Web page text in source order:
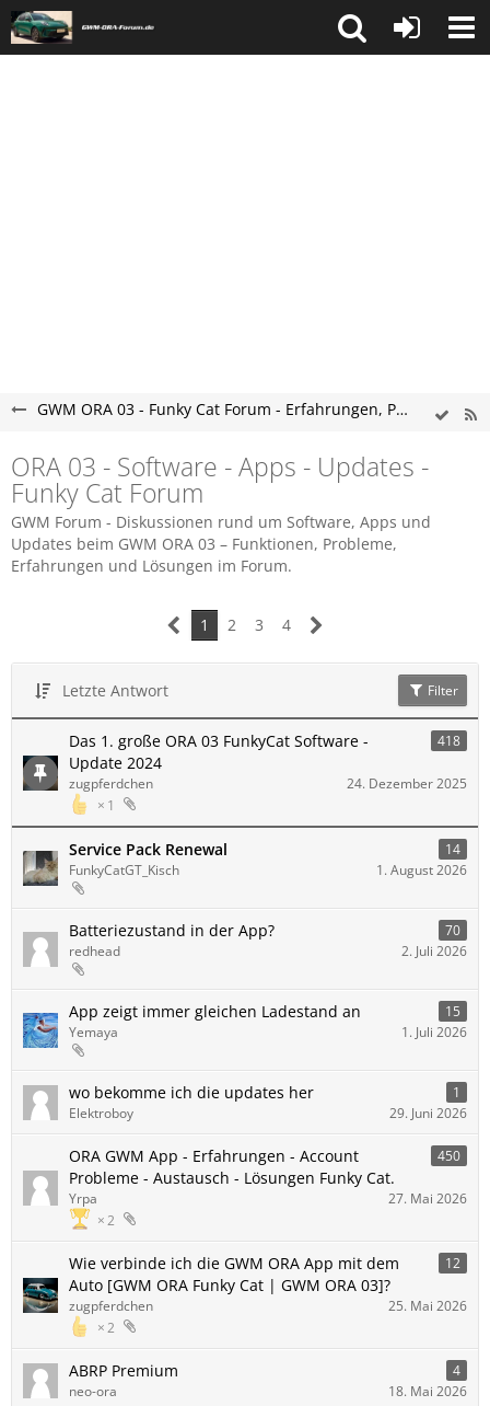
GWM ORA 03 - Funky Cat Forum - Erfahrungen, Probleme & Kaufberatung
ORA 03 - Software - Apps - Updates -
Funky Cat Forum
GWM Forum - Diskussionen rund um Software, Apps und
Updates beim GWM ORA 03 – Funktionen, Probleme,
Erfahrungen und Lösungen im Forum.
1 2 3 4
Letzte Antwort Filter
Das 1. große ORA 03 FunkyCat Software -
Update 2024
418
1
zugpferdchen 24. Dezember 2025
Service Pack Renewal
14
FunkyCatGT_Kisch
1. August 2026
Batteriezustand in der App?
70
redhead
2. Juli 2026
App zeigt immer gleichen Ladestand an
15
Yemaya
1. Juli 2026
wo bekomme ich die updates her
1
Elektroboy
29. Juni 2026
ORA GWM App - Erfahrungen - Account
Probleme - Austausch - Lösungen Funky Cat.
450
2
Yrpa 27. Mai 2026
Wie verbinde ich die GWM ORA App mit dem
Auto [GWM ORA Funky Cat | GWM ORA 03]?
12
2
zugpferdchen 25. Mai 2026
ABRP Premium
4
neo-ora
18. Mai 2026